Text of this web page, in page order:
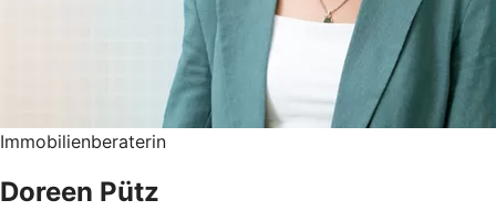
Immobilienberaterin
Doreen Pütz